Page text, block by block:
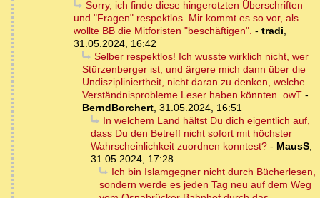
Sorry, ich finde diese hingerotzten Überschriften
und "Fragen" respektlos. Mir kommt es so vor, als
wollte BB die Mitforisten "beschäftigen". - tradi,
31.05.2024, 16:42
Selber respektlos! Ich wusste wirklich nicht, wer
Stürzenberger ist, und ärgere mich dann über die
Undiszipliniertheit, nicht daran zu denken, welche
Verständnisprobleme Leser haben könnten. owT -
BerndBorchert, 31.05.2024, 16:51
In welchem Land hältst Du dich eigentlich auf,
dass Du den Betreff nicht sofort mit höchster
Wahrscheinlichkeit zuordnen konntest? - MausS,
31.05.2024, 17:28
Ich bin Islamgegner nicht durch Bücherlesen,
sondern werde es jeden Tag neu auf dem Weg